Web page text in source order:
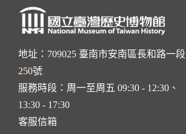
地址：709025 臺南市安南區長和路一段
250號
服務時段：周一至周五 09:30 - 12:30、
13:30 - 17:30
客服信箱